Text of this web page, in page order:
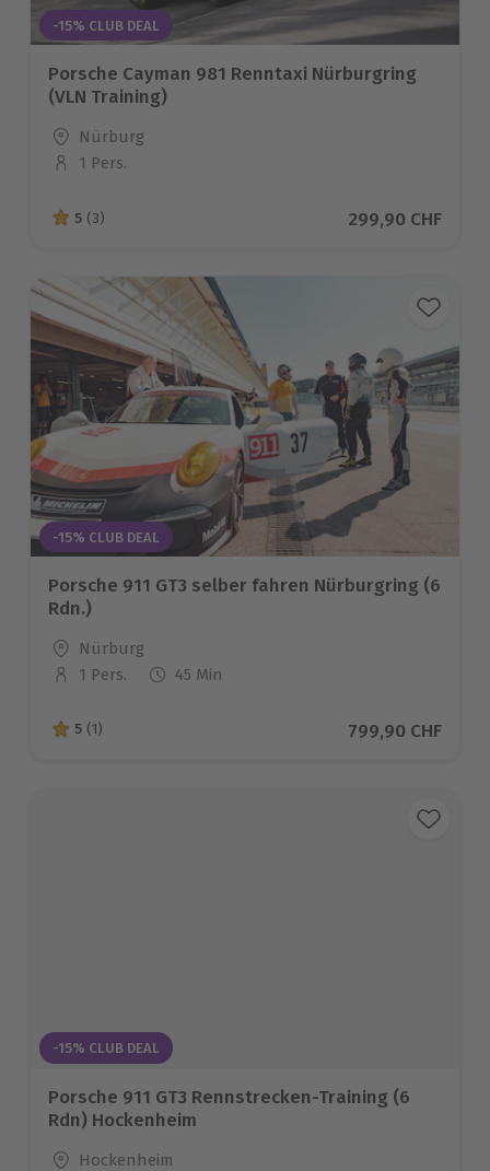
-15% CLUB DEAL
Porsche Cayman 981 Renntaxi Nürburgring
(VLN Training)
Standort
Nürburg
Anzahl der Teilnehmer
1 Pers.
5 von 5 Sternen basierend auf 3 Bewertungen
5 (3) Aktueller Preis
299,90 CHF
-15% CLUB DEAL
Porsche 911 GT3 selber fahren Nürburgring (6
Rdn.)
Standort
Nürburg
Anzahl der Teilnehmer
1 Pers. 45 Min
5 von 5 Sternen basierend auf 1 Bewertungen
5 (1) Aktueller Preis
799,90 CHF
-15% CLUB DEAL
Porsche 911 GT3 Rennstrecken-Training (6
Rdn) Hockenheim
Standort
Hockenheim